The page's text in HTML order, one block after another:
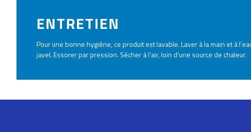
ENTRETIEN
Pour une bonne hygiène, ce produit est lavable. Laver à la main et à
javel. Essorer par pression. Sécher à l'air, loin d'une source de chaleur.